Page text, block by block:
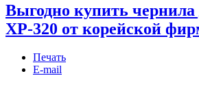
Выгодно купить чернила
XP-320 от корейской
Печать
E-mail